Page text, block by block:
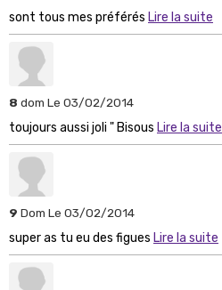
sont tous mes préférés Lire la suite
8 dom Le 03/02/2014
toujours aussi joli " Bisous Lire la suite
9 Dom Le 03/02/2014
super as tu eu des figues Lire la suite